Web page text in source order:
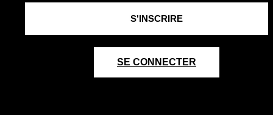
SE CONNECTER